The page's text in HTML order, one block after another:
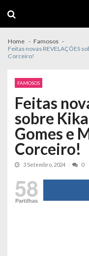
navigation
content
Home
Famosos
Feitas novas REVELAÇÕES
Corceiro!
FAMOSOS
Feitas
sobre
Gomes e
Corceiro!
3 Setembro, 2024 0
58
Partilhas